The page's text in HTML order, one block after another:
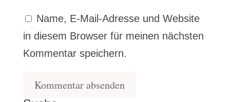
Name, E-Mail-Adresse und Website
in diesem Browser für meinen nächsten
Kommentar speichern.